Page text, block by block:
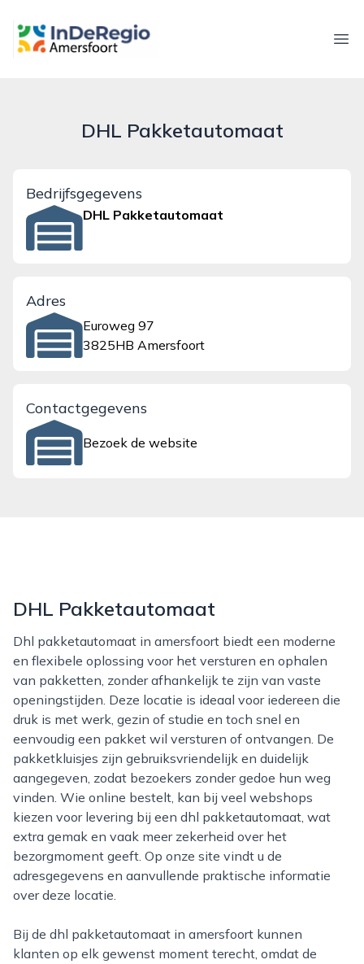
inderegioamersfoort.nl
DHL Pakketautomaat
Bedrijfsgegevens
DHL Pakketautomaat
Adres
Euroweg 97
3825HB Amersfoort
Contactgegevens
Bezoek de website
DHL Pakketautomaat
Dhl pakketautomaat in amersfoort biedt een moderne
en flexibele oplossing voor het versturen en ophalen
van pakketten, zonder afhankelijk te zijn van vaste
openingstijden. Deze locatie is ideaal voor iedereen die
druk is met werk, gezin of studie en toch snel en
eenvoudig een pakket wil versturen of ontvangen. De
pakketkluisjes zijn gebruiksvriendelijk en duidelijk
aangegeven, zodat bezoekers zonder gedoe hun weg
vinden. Wie online bestelt, kan bij veel webshops
kiezen voor levering bij een dhl pakketautomaat, wat
extra gemak en vaak meer zekerheid over het
bezorgmoment geeft. Op onze site vindt u de
adresgegevens en aanvullende praktische informatie
over deze locatie.
Bij de dhl pakketautomaat in amersfoort kunnen
klanten op elk gewenst moment terecht, omdat de